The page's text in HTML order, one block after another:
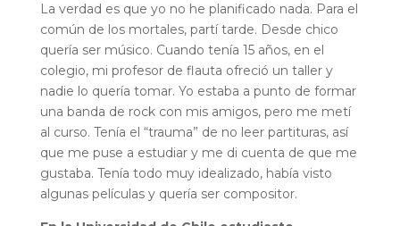
La verdad es que yo no he planificado nada. Para el
común de los mortales, partí tarde. Desde chico
quería ser músico. Cuando tenía 15 años, en el
colegio, mi profesor de flauta ofreció un taller y
nadie lo quería tomar. Yo estaba a punto de formar
una banda de rock con mis amigos, pero me metí
al curso. Tenía el “trauma” de no leer partituras, así
que me puse a estudiar y me di cuenta de que me
gustaba. Tenía todo muy idealizado, había visto
algunas películas y quería ser compositor.